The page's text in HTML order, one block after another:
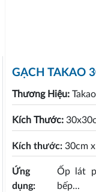
GẠCH TAKAO
Thương Hiệu: Takao
Kích Thước:
Kích thước: 30cm
Ứng
dụng:
Ốp lát
bếp...